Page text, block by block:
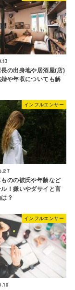
の出身地や居酒屋(店)
や年収についても解
インフルエンサー
のの彼氏や年齢など
！嫌いやダサイと言
？
インフルエンサー